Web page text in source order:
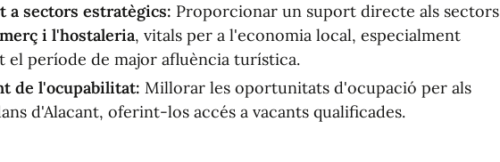
a sectors estratègics: Proporcionar un suport directe als sectors
i l'hostaleria, vitals per a l'economia local, especialment
el període de major afluència turística.
de l'ocupabilitat: Millorar les oportunitats d'ocupació per als
d'Alacant, oferint-los accés a vacants qualificades.